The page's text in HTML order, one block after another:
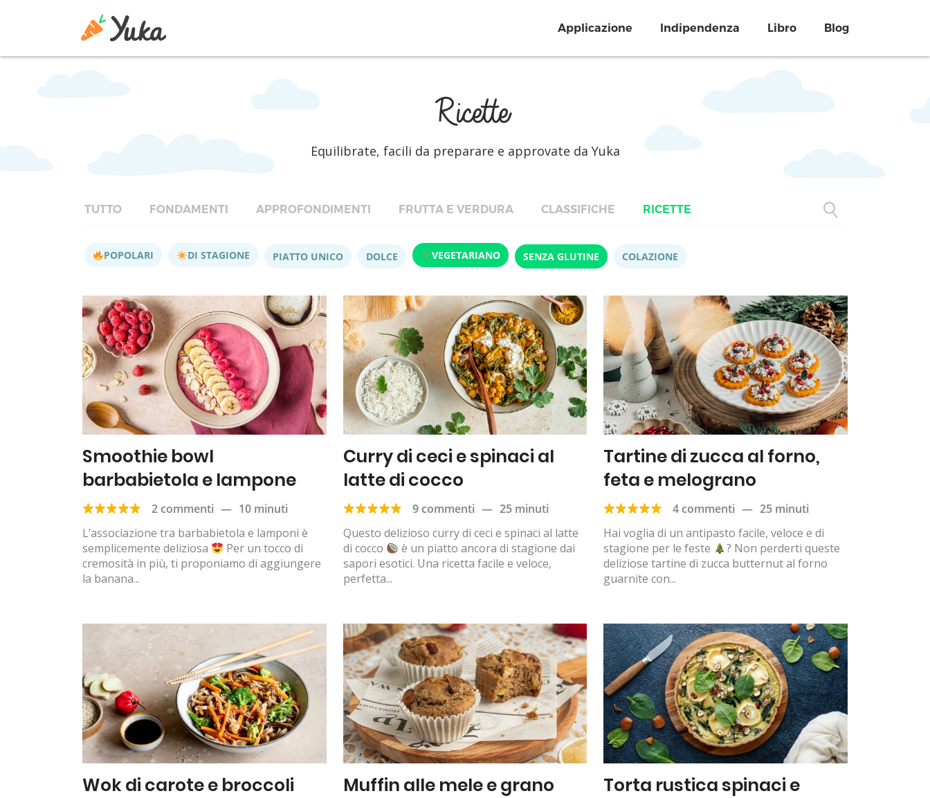
Applicazione Indipendenza Libro Blog
Ricette
Equilibrate, facili da preparare e approvate da Yuka
TUTTO FONDAMENTI APPROFONDIMENTI FRUTTA E VERDURA CLASSIFICHE RICETTE
POPOLARI DI STAGIONE PIATTO UNICO DOLCE VEGETARIANO SENZA GLUTINE COLAZIONE
Smoothie bowl
barbabietola e lampone
2 commenti — 10 minuti
L’associazione tra barbabietola e lamponi è
semplicemente deliziosa
Per un tocco di
cremosità in più, ti proponiamo di aggiungere
la banana...
Curry di ceci e spinaci al
latte di cocco
9 commenti — 25 minuti
Questo delizioso curry di ceci e spinaci al latte
di cocco
è un piatto ancora di stagione dai
sapori esotici. Una ricetta facile e veloce,
perfetta...
Tartine di zucca al forno,
feta e melograno
4 commenti — 25 minuti
Hai voglia di un antipasto facile, veloce e di
stagione per le feste
? Non perderti queste
deliziose tartine di zucca butternut al forno
guarnite con...
Wok di carote e broccoli
Muffin alle mele e grano
Torta rustica spinaci e